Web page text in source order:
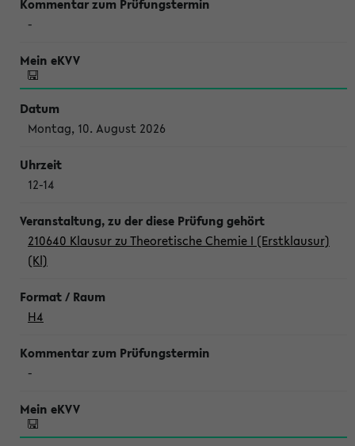
-
Montag, 10. August 2026
12-14
210640 Klausur zu Theoretische Chemie I (Erstklausur)
(Kl)
H4
-